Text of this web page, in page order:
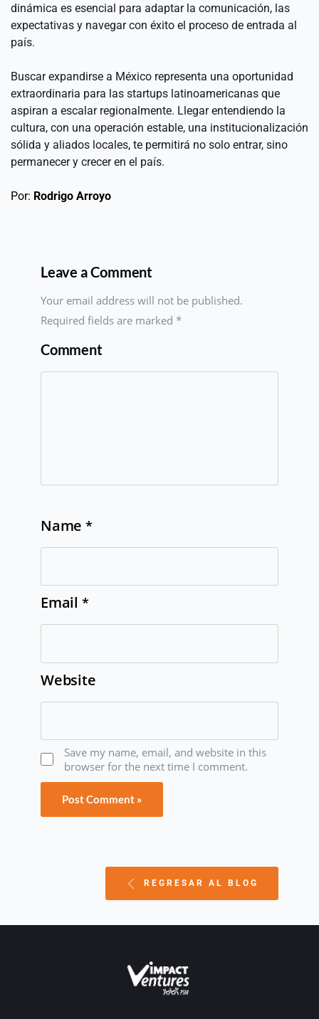
dinámica es esencial para adaptar la comunicación, las
expectativas y navegar con éxito el proceso de entrada al
país.
Buscar expandirse a México representa una oportunidad
extraordinaria para las startups latinoamericanas que
aspiran a escalar regionalmente. Llegar entendiendo la
cultura, con una operación estable, una institucionalización
sólida y aliados locales, te permitirá no solo entrar, sino
permanecer y crecer en el país.
Por: Rodrigo Arroyo
Leave a Comment
Your email address will not be published.
Required fields are marked *
Comment
Name *
Email *
Website
Save my name, email, and website in this
browser for the next time I comment.
REGRESAR AL BLOG